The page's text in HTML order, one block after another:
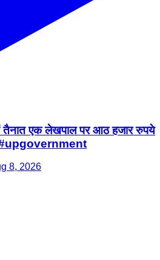
तैनात एक लेखपाल पर आठ हजार रुपये
#upgovernment
8, 2026